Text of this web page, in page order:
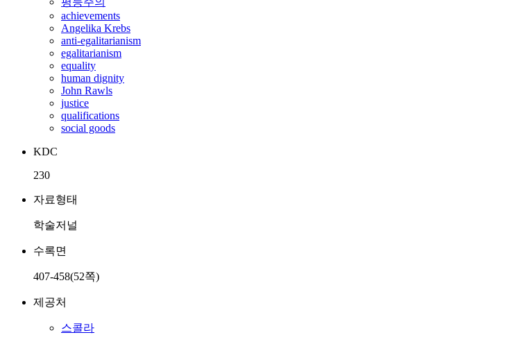
achievements
Angelika Krebs
anti-egalitarianism
egalitarianism
equality
human dignity
John Rawls
justice
qualifications
social goods
KDC
230
자료형태
학술저널
수록면
407-458(52쪽)
제공처
스콜라